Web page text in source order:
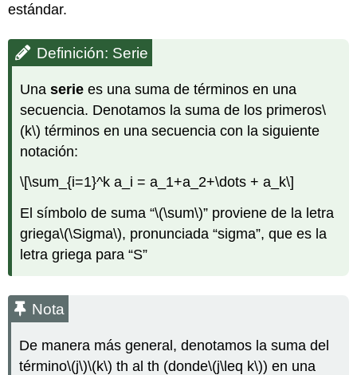
estándar.
Definición: Serie
Unaserie es una suma de términos en una
secuencia. Denotamos la suma de los primeros\
(k\) términos en una secuencia con la siguiente
notación:
\[\sum_{i=1}^k a_i = a_1+a_2+\dots + a_k\]
El símbolo de suma “\(\sum\)” proviene de la letra
griega\(\Sigma\), pronunciada “sigma”, que es la
letra griega para “S”
Nota
De manera más general, denotamos la suma del
término\(j\)\(k\) th al th (donde\(j\leq k\)) en una